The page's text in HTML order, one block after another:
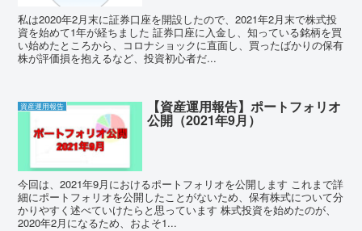
私は2020年2月末に証券口座を開設したので、2021年2月末で株式投
資を始めて1年が経ちました 証券口座に入金し、知っている銘柄を買
い始めたところから、コロナショックに直面し、買ったばかりの保有
株が評価損を抱えるなど、投資初心者だ...
資産運用報告 【資産運用報告】ポートフォリオ
公開（2021年9月）
今回は、2021年9月におけるポートフォリオを公開します これまで詳
細にポートフォリオを公開したことがないため、保有株式について分
かりやすく述べていけたらと思っています 株式投資を始めたのが、
2020年2月になるため、およそ1...